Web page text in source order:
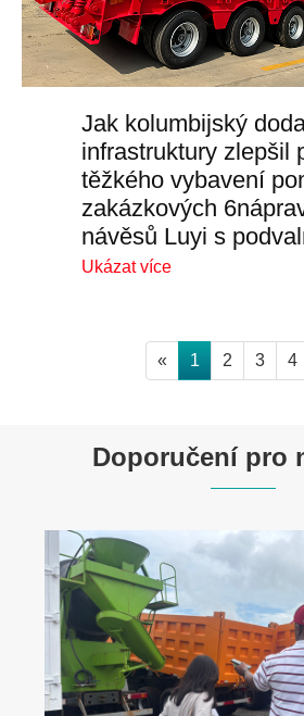
Jak kolumbijský
infrastruktury zlepšil
těžkého vybavení
zakázkových
návěsů Luyi s
Ukázat více
« 1 2 3 4
Doporučení pro